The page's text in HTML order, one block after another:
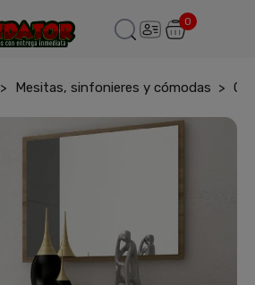
0
Mesitas, sinfonieres y cómodas